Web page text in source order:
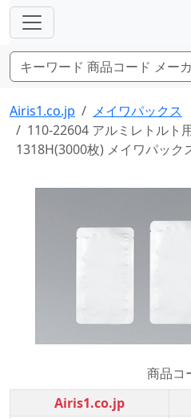
Airis1.co.jp
メイワパックス
110-22604 アルミレトルト
1318H(3000枚) メイワパック
商品コ
Airis1.co.jp